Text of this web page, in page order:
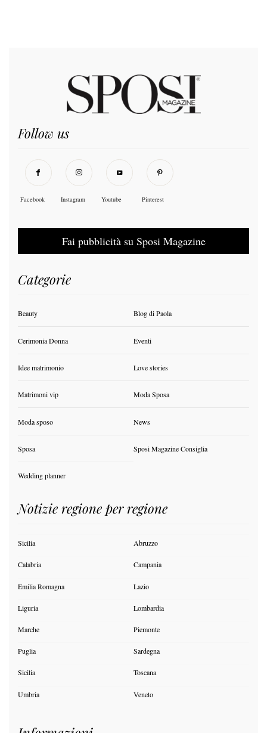
Follow us
Facebook Instagram Youtube Pinterest
Fai pubblicità su Sposi Magazine
Categorie
Beauty Blog di Paola
Cerimonia Donna Eventi
Idee matrimonio Love stories
Matrimoni vip Moda Sposa
Moda sposo News
Sposa Sposi Magazine Consiglia
Wedding planner
Notizie regione per regione
Sicilia Abruzzo
Calabria Campania
Emilia Romagna Lazio
Liguria Lombardia
Marche Piemonte
Puglia Sardegna
Sicilia Toscana
Umbria Veneto